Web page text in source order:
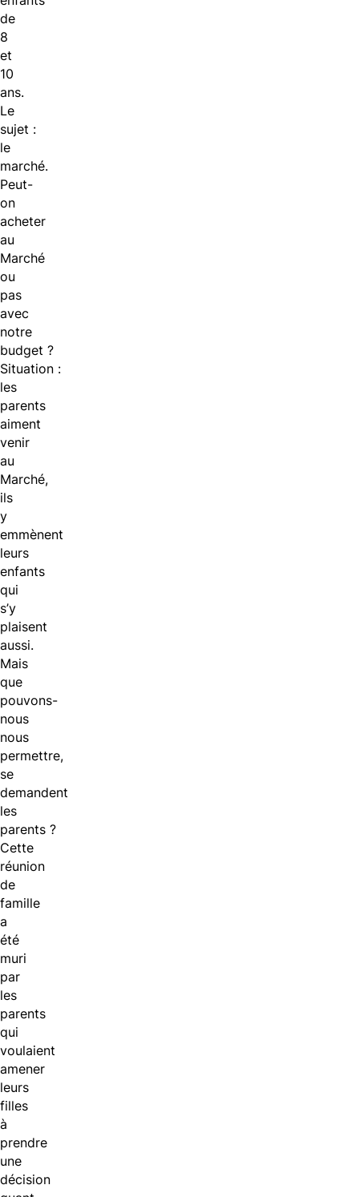
de
8
et
10
ans.
Le
sujet :
le
marché.
Peut-
on
acheter
au
Marché
ou
pas
avec
notre
budget ?
Situation :
les
parents
aiment
venir
au
Marché,
ils
y
emmènent
leurs
enfants
qui
s’y
plaisent
aussi.
Mais
que
pouvons-
nous
nous
permettre,
se
demandent
les
parents ?
Cette
réunion
de
famille
a
été
muri
par
les
parents
qui
voulaient
amener
leurs
filles
à
prendre
une
décision